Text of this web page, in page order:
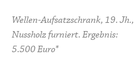
Wellen-Aufsatzschrank, 19. Jh.,
Nussholz furniert. Ergebnis:
5.500 Euro*